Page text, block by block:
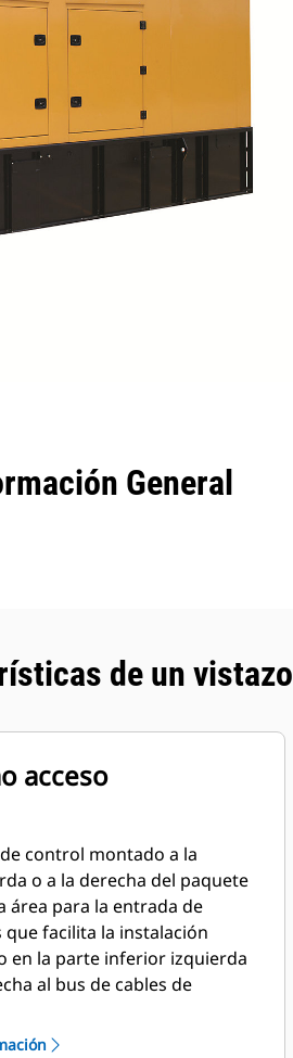
General
de un vistazo
acceso
control montado a la
o a la derecha del paquete
área para la entrada de
que facilita la instalación
en la parte inferior izquierda
al bus de cables de
dobles a ambos lados